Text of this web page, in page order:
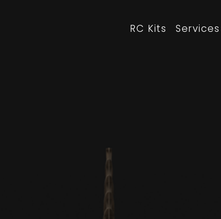
RC Kits Services